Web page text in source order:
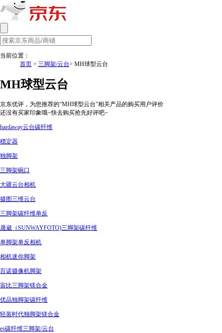
当前位置：
首页 > 三脚架/云台> MH球型云台
MH球型云台
京东优评，为您推荐的“MH球型云台”相关产品的购买用户评价
还没有买家印象哦~快去购买抢先好评吧~
hardaway云台碳纤维
穩定器
独脚架
三脚架碗口
大疆云台相机
摄图三维云台
三脚架碳纤维单反
晟崴（SUNWAYFOTO)三脚架碳纤维
单脚架单反相机
相机迷你脚架
百诺摄像机脚架
宙比三脚架镁合金
优品独脚架碳纤维
轻装时代独脚架镁合金
es碳纤维三脚架/云台